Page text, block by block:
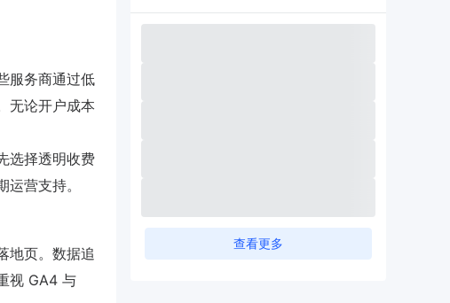
服务商通过低
无论开户成本
选择透明收费
营支持。
地页。数据追
视 GA4 与
查看更多